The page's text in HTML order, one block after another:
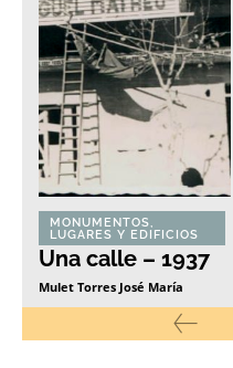
MONUMENTOS,
LUGARES Y EDIFICIOS
Una calle – 1937
Mulet Torres José María